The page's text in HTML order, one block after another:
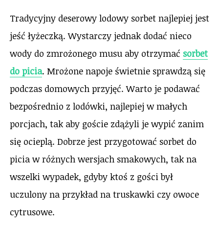
Tradycyjny deserowy lodowy sorbet najlepiej jest
jeść łyżeczką. Wystarczy jednak dodać nieco
wody do zmrożonego musu aby otrzymać sorbet
do picia. Mrożone napoje świetnie sprawdzą się
podczas domowych przyjęć. Warto je podawać
bezpośrednio z lodówki, najlepiej w małych
porcjach, tak aby goście zdążyli je wypić zanim
się ocieplą. Dobrze jest przygotować sorbet do
picia w różnych wersjach smakowych, tak na
wszelki wypadek, gdyby ktoś z gości był
uczulony na przykład na truskawki czy owoce
cytrusowe.